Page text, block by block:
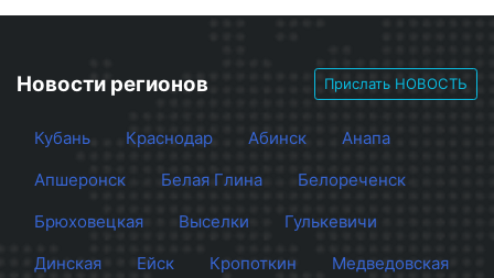
Новости регионов Прислать НОВОСТЬ
Кубань Краснодар Абинск
Анапа
Апшеронск
Белая Глина
Белореченск
Брюховецкая
Выселки
Гулькевичи
Динская
Ейск Кропоткин
Медведовская